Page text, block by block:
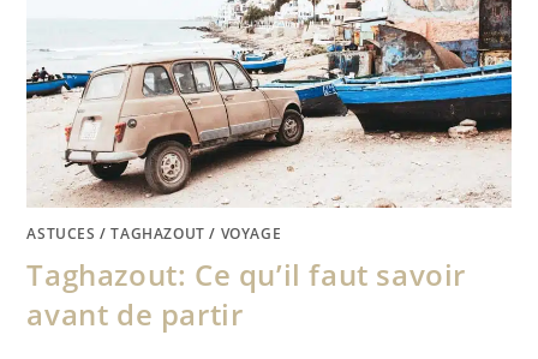
ASTUCES /TAGHAZOUT / VOYAGE
Taghazout: Ce qu’il faut savoir
avant de partir